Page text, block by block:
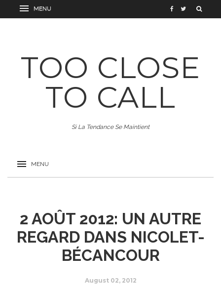
TOO CLOSE
TO CALL
Si La Tendance Se Maintient
2 AOÛT 2012: UN AUTRE
REGARD DANS NICOLET-
BÉCANCOUR
August 02, 2012